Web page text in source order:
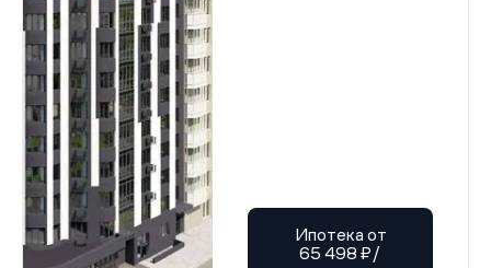
Ипотека от
65 498 ₽/